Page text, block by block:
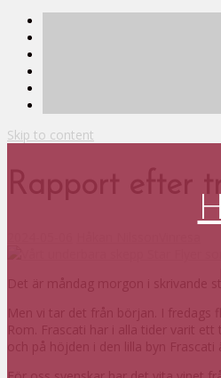
Skip to content
Rapport efter
Det är måndag morgon i skrivande
Men vi tar det från början. I fredags
Rom. Frascati har i alla tider varit
och på höjden i den lilla byn Frascati